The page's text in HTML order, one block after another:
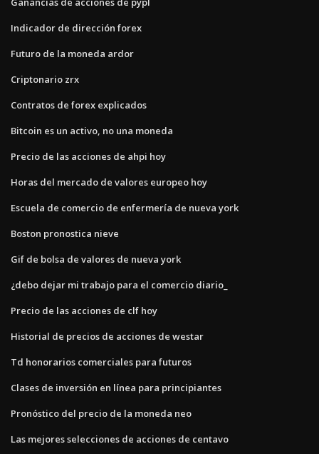
Indicador de dirección forex
Futuro de la moneda ardor
Criptonario zrx
Contratos de forex explicados
Bitcoin es un activo, no una moneda
Precio de las acciones de ahpi hoy
Horas del mercado de valores europeo hoy
Escuela de comercio de enfermería de nueva york
Boston pronostica nieve
Gif de bolsa de valores de nueva york
¿debo dejar mi trabajo para el comercio diario_
Precio de las acciones de clf hoy
Historial de precios de acciones de westar
Td honorarios comerciales para futuros
Clases de inversión en línea para principiantes
Pronóstico del precio de la moneda neo
Las mejores selecciones de acciones de centavo